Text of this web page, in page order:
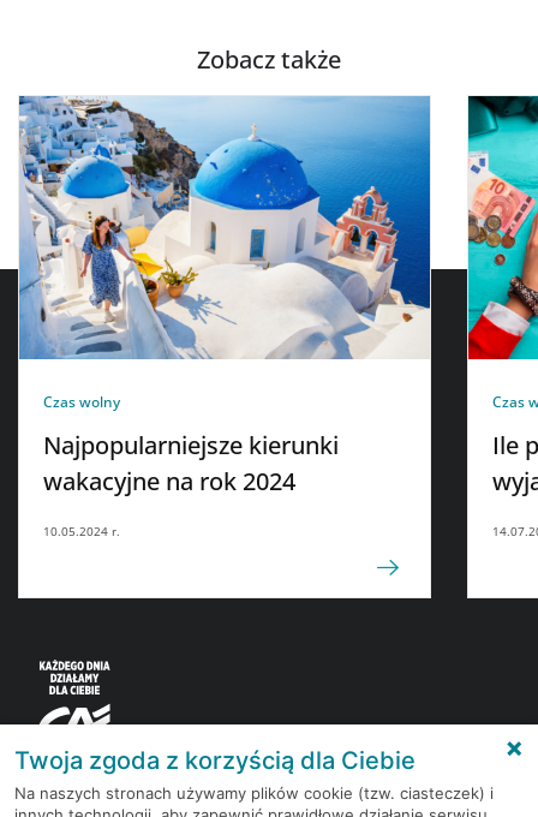
Zobacz także
Czas wolny
Najpopularniejsze kierunki
wakacyjne na rok 2024
10.05.2024 r.
Czas
Ile
Twoja zgoda z korzyścią dla Ciebie
Na naszych stronach używamy plików cookie (tzw. ciasteczek) i